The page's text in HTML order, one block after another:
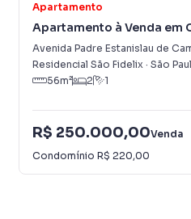
Apartamento
Apartamento à Venda em
Padre Manoel da Nóbrega
Avenida Padre Estanislau de
Residencial São Fidelix · São
56m² 2 1
R$ 250.000,00Venda
Condomínio R$ 220,00